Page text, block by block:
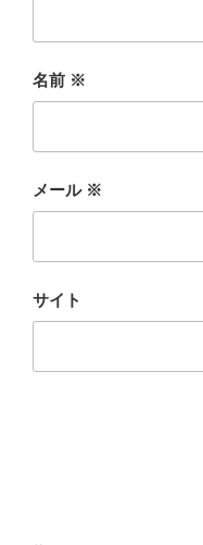
名前 ※
メール ※
サイト
投